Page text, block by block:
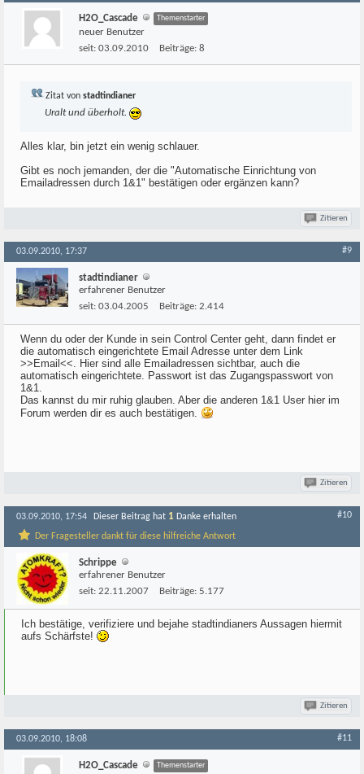
H2O_Cascade Themenstarter
neuer Benutzer
seit: 03.09.2010 Beiträge: 8
Zitat von stadtindianer
Uralt und überholt.
Alles klar, bin jetzt ein wenig schlauer.
Gibt es noch jemanden, der die "Automatische Einrichtung von
Emailadressen durch 1&1" bestätigen oder ergänzen kann?
Zitieren
03.09.2010, 17:37 #9
stadtindianer
erfahrener Benutzer
seit: 03.04.2005 Beiträge: 2.414
Wenn du oder der Kunde in sein Control Center geht, dann findet er
die automatisch eingerichtete Email Adresse unter dem Link
>>Email<<. Hier sind alle Emailadressen sichtbar, auch die
automatisch eingerichtete. Passwort ist das Zugangspasswort von
1&1.
Das kannst du mir ruhig glauben. Aber die anderen 1&1 User hier im
Forum werden dir es auch bestätigen.
Zitieren
03.09.2010, 17:54 Dieser Beitrag hat 1 Danke erhalten
Der Fragesteller dankt für diese hilfreiche Antwort
#10
Schrippe
erfahrener Benutzer
seit: 22.11.2007 Beiträge: 5.177
Ich bestätige, verifiziere und bejahe stadtindianers Aussagen hiermit
aufs Schärfste!
Zitieren
03.09.2010, 18:08 #11
H2O_Cascade Themenstarter